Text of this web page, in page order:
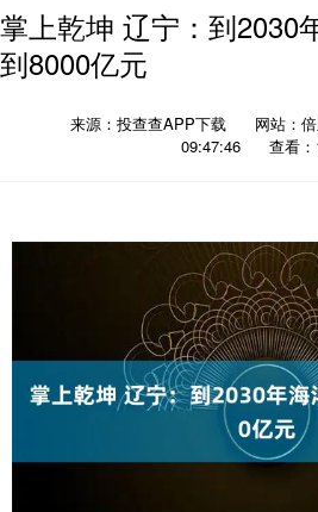
掌上乾坤 辽宁：到2030
到8000亿元
来源：投查查APP下载 网站：
09:47:46
查看